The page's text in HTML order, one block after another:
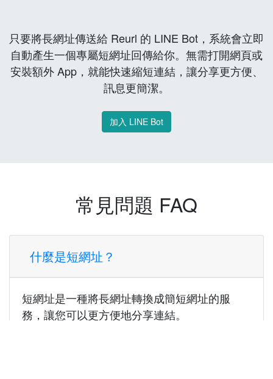
只要將長網址傳送給 Reurl 的 LINE Bot，系統會立即
自動產生一個專屬短網址回傳給你。無需打開網頁或
安裝額外 App，就能快速縮短連結，讓分享更方便、
訊息更簡潔。
加入 LINE Bot
常見問題 FAQ
什麼是短網址？
短網址是一種將長網址轉換成簡短網址的服
務，讓您可以更方便地分享連結。